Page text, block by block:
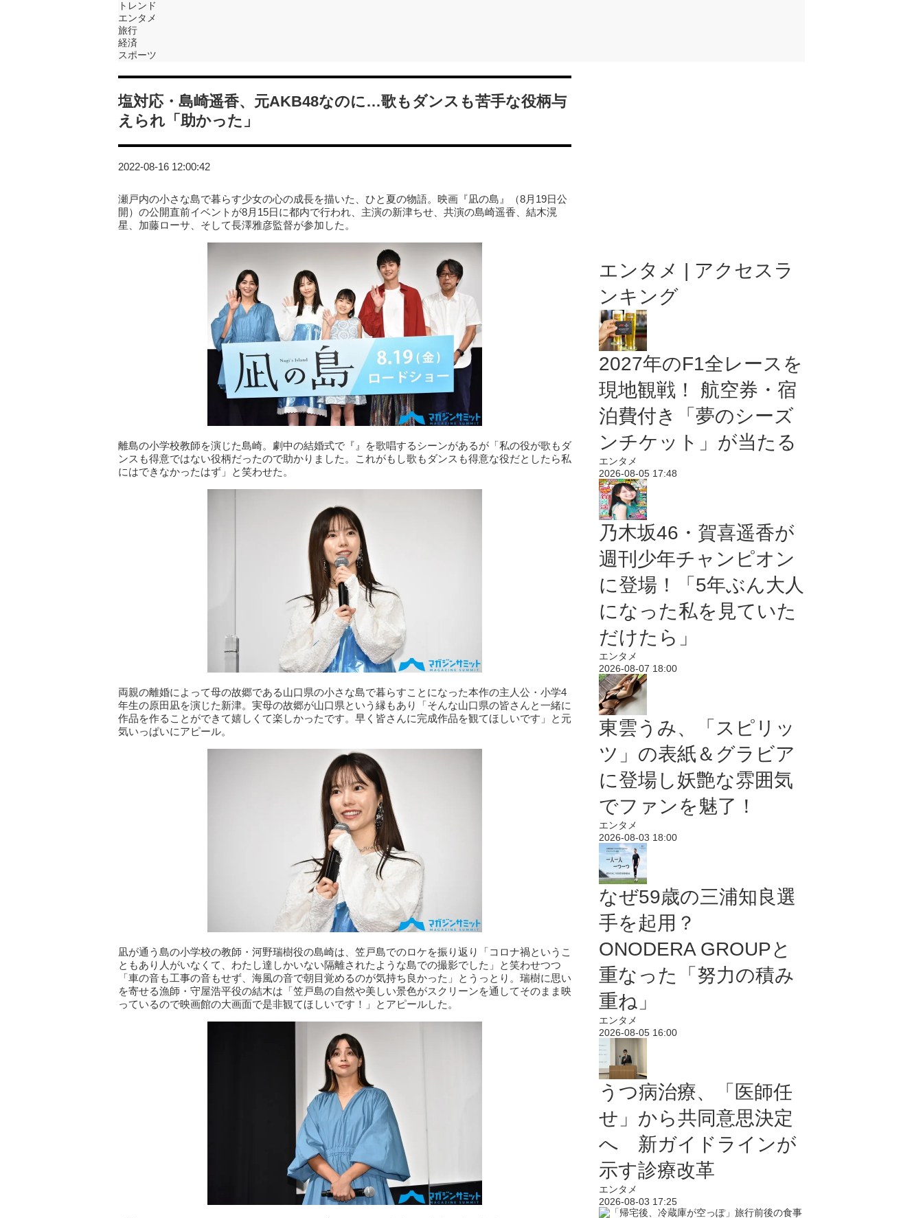
トレンド
エンタメ
旅行
経済
スポーツ
塩対応・島崎遥香、元AKB48なのに…歌もダンスも苦手な役柄与
えられ「助かった」
2022-08-16 12:00:42
瀬戸内の小さな島で暮らす少女の心の成長を描いた、ひと夏の物語。映画『凪の島』（8月19日公
開）の公開直前イベントが8月15日に都内で行われ、主演の新津ちせ、共演の島崎遥香、結木滉
星、加藤ローサ、そして長澤雅彦監督が参加した。
離島の小学校教師を演じた島崎。劇中の結婚式で『』を歌唱するシーンがあるが「私の役が歌もダ
ンスも得意ではない役柄だったので助かりました。これがもし歌もダンスも得意な役だとしたら私
にはできなかったはず」と笑わせた。
両親の離婚によって母の故郷である山口県の小さな島で暮らすことになった本作の主人公・小学4
年生の原田凪を演じた新津。実母の故郷が山口県という縁もあり「そんな山口県の皆さんと一緒に
作品を作ることができて嬉しくて楽しかったです。早く皆さんに完成作品を観てほしいです」と元
気いっぱいにアピール。
凪が通う島の小学校の教師・河野瑞樹役の島崎は、笠戸島でのロケを振り返り「コロナ禍というこ
ともあり人がいなくて、わたし達しかいない隔離されたような島での撮影でした」と笑わせつつ
「車の音も工事の音もせず、海風の音で朝目覚めるのが気持ち良かった」とうっとり。瑞樹に思い
を寄せる漁師・守屋浩平役の結木は「笠戸島の自然や美しい景色がスクリーンを通してそのまま映
っているので映画館の大画面で是非観てほしいです！」とアピールした。
エンタメ | アクセスラ
ンキング
2027年のF1全レースを
現地観戦！ 航空券・宿
泊費付き「夢のシーズ
ンチケット」が当たる
エンタメ
2026-08-05 17:48
乃木坂46・賀喜遥香が
週刊少年チャンピオン
に登場！「5年ぶん大人
になった私を見ていた
だけたら」
エンタメ
2026-08-07 18:00
東雲うみ、「スピリッ
ツ」の表紙＆グラビア
に登場し妖艶な雰囲気
でファンを魅了！
エンタメ
2026-08-03 18:00
なぜ59歳の三浦知良選
手を起用？
ONODERA GROUPと
重なった「努力の積み
重ね」
エンタメ
2026-08-05 16:00
うつ病治療、「医師任
せ」から共同意思決定
へ 新ガイドラインが
示す診療改革
エンタメ
2026-08-03 17:25